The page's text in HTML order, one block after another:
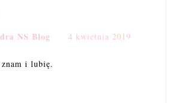
NS Blog
4 kwietnia 2019
i lubię.